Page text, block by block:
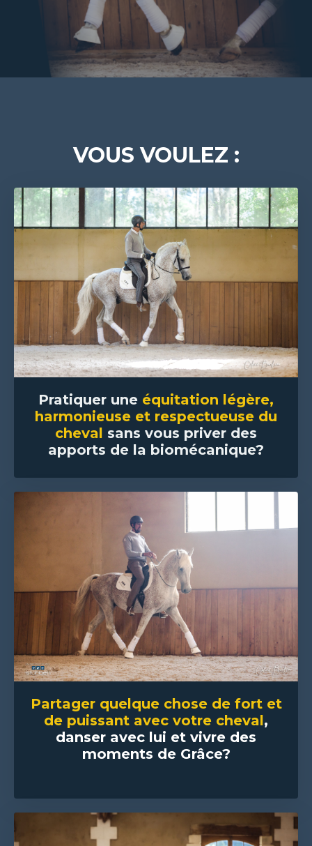
VOUS VOULEZ :
Pratiquer une équitation légère,
harmonieuse et respectueuse du
cheval sans vous priver des
apports de la biomécanique?
Partager quelque chose de fort et
de puissant avec votre cheval,
danser avec lui et vivre des
moments de Grâce?